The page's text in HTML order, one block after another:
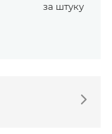
за штуку